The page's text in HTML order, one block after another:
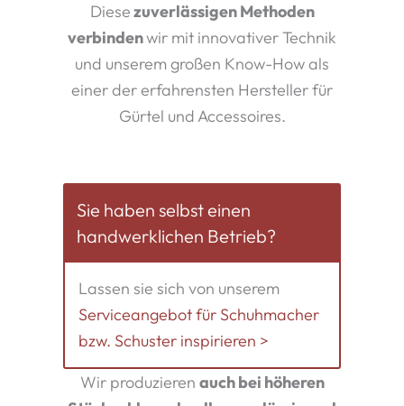
Diesezuverlässigen Methoden
verbindenwir mit innovativer Technik
und unserem großen Know-How als
einer der erfahrensten Hersteller für
Gürtel und Accessoires.
Sie haben selbst einen
handwerklichen Betrieb?
Lassen sie sich von unserem
Serviceangebot für Schuhmacher
bzw. Schuster inspirieren >
Wir produzieren auch bei höheren